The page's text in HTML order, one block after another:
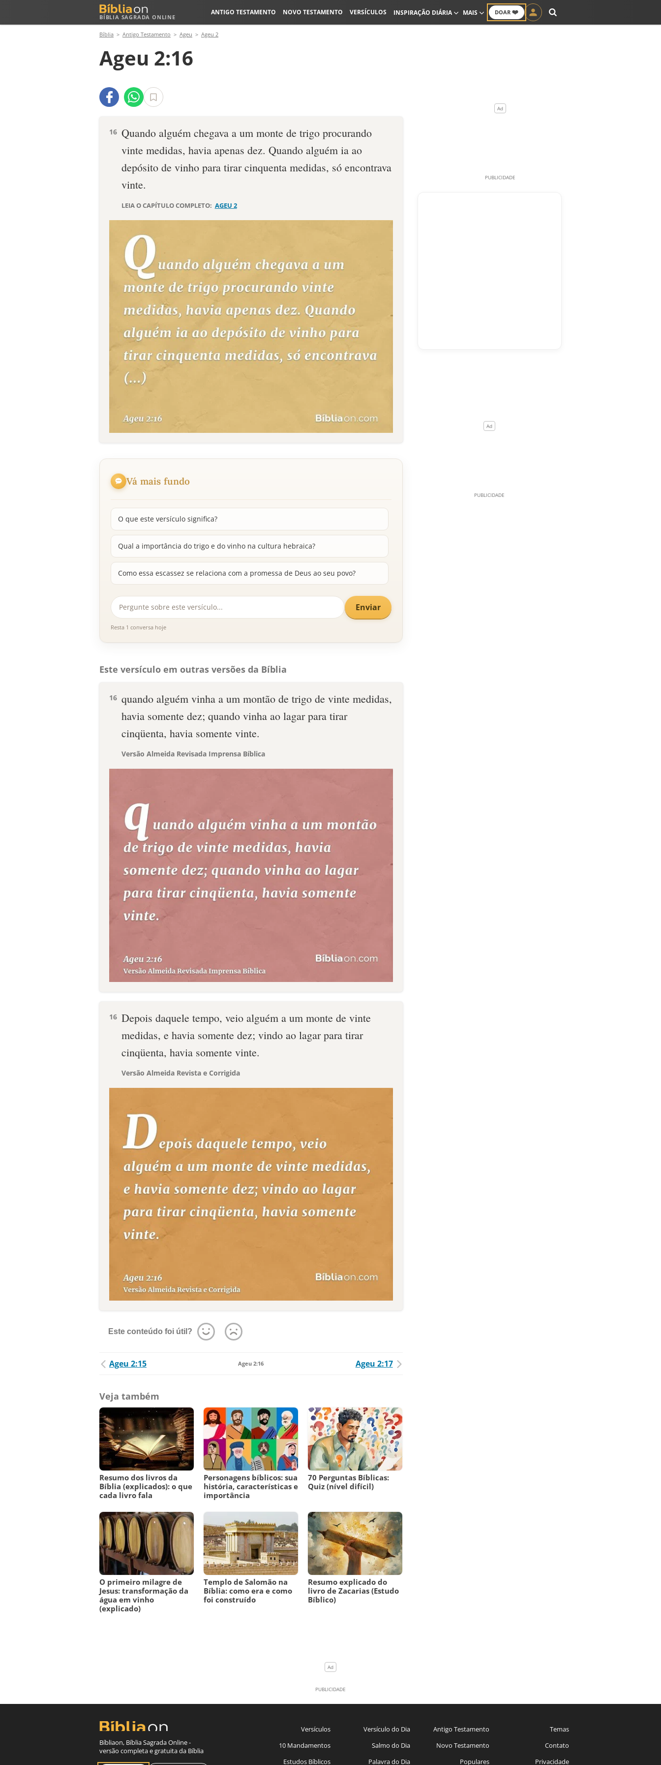
BÍBLIA SAGRADA ONLINE
DOAR ❤️
ANTIGO TESTAMENTO NOVO TESTAMENTO VERSÍCULOS INSPIRAÇÃO DIÁRIA MAIS
Bíblia Antigo Testamento Ageu Ageu 2
Ageu 2:16
16 Quando alguém chegava a um monte de trigo procurando
vinte medidas, havia apenas dez. Quando alguém ia ao
depósi­to de vinho para tirar cinquenta medidas, só encontrava
vinte.
LEIA O CAPÍTULO COMPLETO: AGEU 2
Vá mais fundo
O que este versículo significa?
Qual a importância do trigo e do vinho na cultura hebraica?
Como essa escassez se relaciona com a promessa de Deus ao seu povo?
Enviar
Resta 1 conversa hoje
Este versículo em outras versões da Bíblia
16 quando alguém vinha a um montão de trigo de vinte medidas,
havia somente dez; quando vinha ao lagar para tirar
cinqüenta, havia somente vinte.
Versão Almeida Revisada Imprensa Bíblica
16 Depois daquele tempo, veio alguém a um monte de vinte
medidas, e havia somente dez; vindo ao lagar para tirar
cinqüenta, havia somente vinte.
Versão Almeida Revista e Corrigida
Este conteúdo foi útil?
Ageu 2:15 Ageu 2:16 Ageu 2:17
Veja também
Resumo dos livros da
Bíblia (explicados): o que
cada livro fala
Personagens bíblicos: sua
história, características e
importância
70 Perguntas Bíblicas:
Quiz (nível difícil)
O primeiro milagre de
Jesus: transformação da
água em vinho
(explicado)
Templo de Salomão na
Bíblia: como era e como
foi construído
Resumo explicado do
livro de Zacarias (Estudo
Bíblico)
Bíbliaon, Bíblia Sagrada Online -
versão completa e gratuita da Bíblia
Versículos
10 Mandamentos
Estudos Bíblicos
Versículo do Dia
Salmo do Dia
Palavra do Dia
Antigo Testamento
Novo Testamento
Populares
Temas
Contato
Privacidade